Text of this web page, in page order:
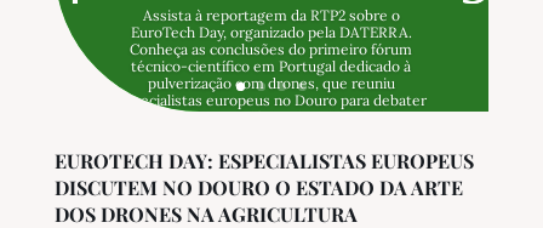
Assista à reportagem da RTP2 sobre o
EuroTech Day, organizado pela DATERRA.
Conheça as conclusões do primeiro fórum
técnico-científico em Portugal dedicado à
pulverização com drones, que reuniu
especialistas europeus no Douro para debater
a eficácia tecnológica da aplicação de
enquadramento regulatório.
EUROTECH DAY: ESPECIALISTAS EUROPEUS
DISCUTEM NO DOURO O ESTADO DA ARTE
DOS DRONES NA AGRICULTURA